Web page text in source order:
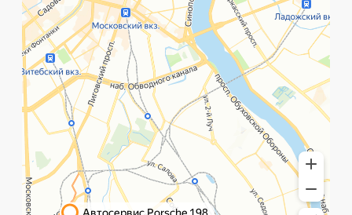
Главная Услуги Контакты
Санкт-Петербург,
Рощинская улица, 32Е
+7 (999) 236-90-00
ПН-ПТ
с 10:00 до 21:00